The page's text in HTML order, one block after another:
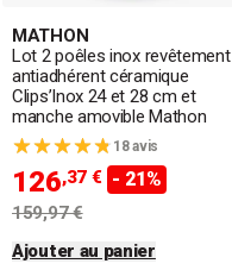
MATHON
Lot 2 poêles inox revêtement
antiadhérent céramique
Clips’Inox 24 et 28 cm et
manche amovible Mathon
18 avis
126,37 € - 21%
159,97 €
Ajouter au panier